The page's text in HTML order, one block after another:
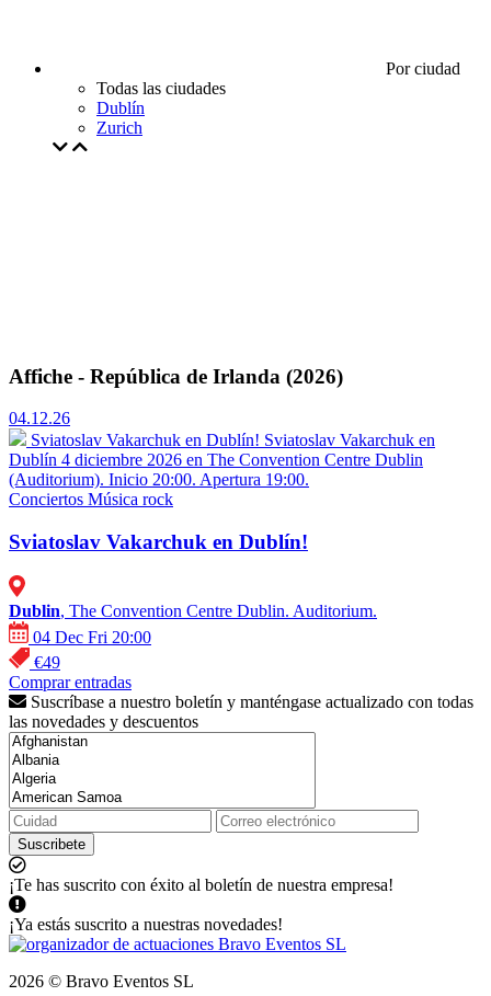
Por ciudad
Todas las ciudades
Dublín
Zurich
Affiche - República de Irlanda (2026)
04.12.26
Sviatoslav Vakarchuk en Dublín! Sviatoslav Vakarchuk en
Dublín 4 diciembre 2026 en The Convention Centre Dublin
(Auditorium). Inicio 20:00. Apertura 19:00.
Conciertos Música rock
Sviatoslav Vakarchuk en Dublín!
Dublin, The Convention Centre Dublin. Auditorium.
04 Dec Fri 20:00
€49
Comprar entradas
Suscríbase a nuestro boletín y manténgase actualizado con todas
las novedades y descuentos
Suscribete
¡Te has suscrito con éxito al boletín de nuestra empresa!
¡Ya estás suscrito a nuestras novedades!
2026 © Bravo Eventos SL